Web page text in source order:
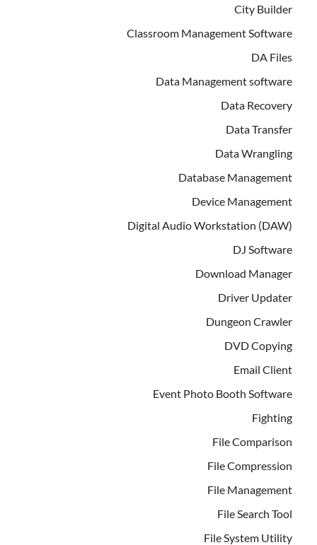
City Builder
Classroom Management Software
DA Files
Data Management software
Data Recovery
Data Transfer
Data Wrangling
Database Management
Device Management
Digital Audio Workstation (DAW)
DJ Software
Download Manager
Driver Updater
Dungeon Crawler
DVD Copying
Email Client
Event Photo Booth Software
Fighting
File Comparison
File Compression
File Management
File Search Tool
File System Utility